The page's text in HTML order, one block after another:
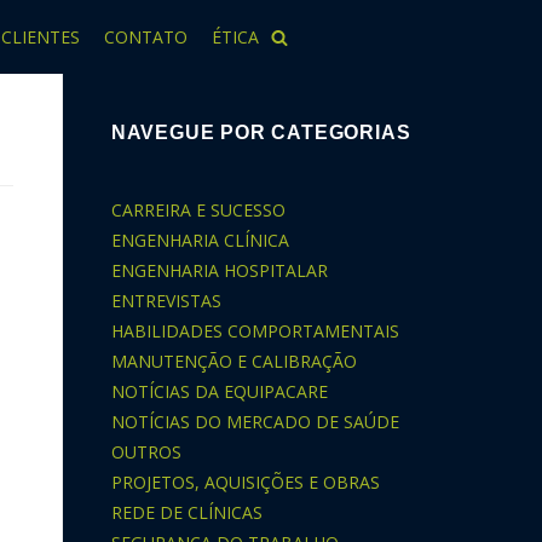
CLIENTES CONTATO ÉTICA
NAVEGUE POR CATEGORIAS
CARREIRA E SUCESSO
ENGENHARIA CLÍNICA
ENGENHARIA HOSPITALAR
ENTREVISTAS
HABILIDADES COMPORTAMENTAIS
MANUTENÇÃO E CALIBRAÇÃO
NOTÍCIAS DA EQUIPACARE
NOTÍCIAS DO MERCADO DE SAÚDE
OUTROS
PROJETOS, AQUISIÇÕES E OBRAS
REDE DE CLÍNICAS